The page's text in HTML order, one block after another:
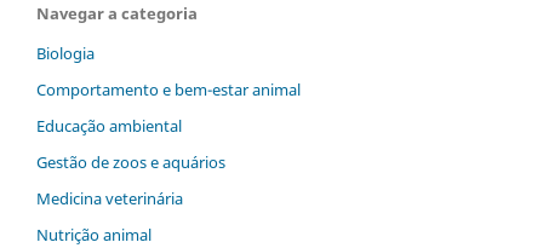
Navegar a categoria
Biologia
Comportamento e bem-estar animal
Educação ambiental
Gestão de zoos e aquários
Medicina veterinária
Nutrição animal